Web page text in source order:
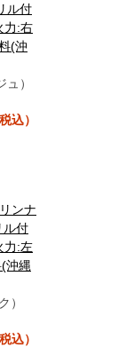
ル付
力:右
(沖
）
込）
ンナ
ル付
力:左
沖縄
）
込）